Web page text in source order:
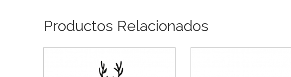
Productos Relacionados